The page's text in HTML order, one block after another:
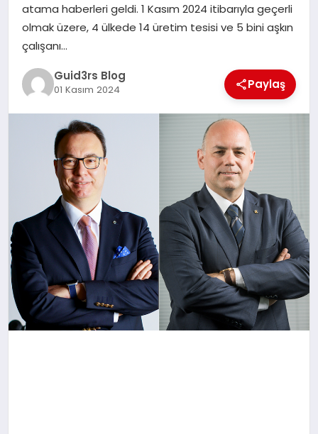
MAGAZIN
EĞITIM
atama haberleri geldi. 1 Kasım 2024 itibarıyla geçerli
olmak üzere, 4 ülkede 14 üretim tesisi ve 5 bini aşkın
çalışanı…
Guid3rs Blog
01 Kasım 2024 Paylaş